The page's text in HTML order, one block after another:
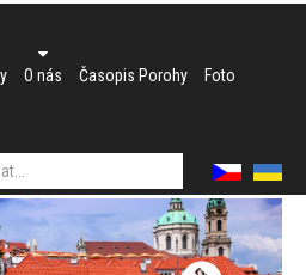
O nás Časopis Porohy Foto